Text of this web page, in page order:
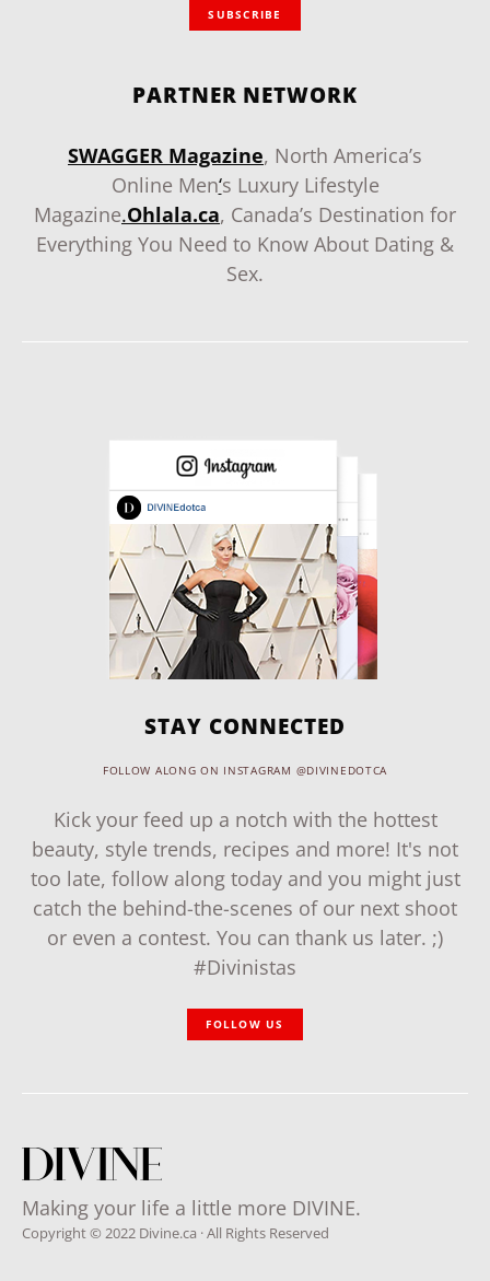
SUBSCRIBE
PARTNER NETWORK
SWAGGER Magazine, North America’s
Online Men‘s Luxury Lifestyle
Magazine.Ohlala.ca, Canada’s Destination for
Everything You Need to Know About Dating &
Sex.
STAY CONNECTED
FOLLOW ALONG ON INSTAGRAM @DIVINEDOTCA
Kick your feed up a notch with the hottest
beauty, style trends, recipes and more! It's not
too late, follow along today and you might just
catch the behind-the-scenes of our next shoot
or even a contest. You can thank us later. ;)
#Divinistas
FOLLOW US
Making your life a little more DIVINE.
Copyright © 2022 Divine.ca · All Rights Reserved